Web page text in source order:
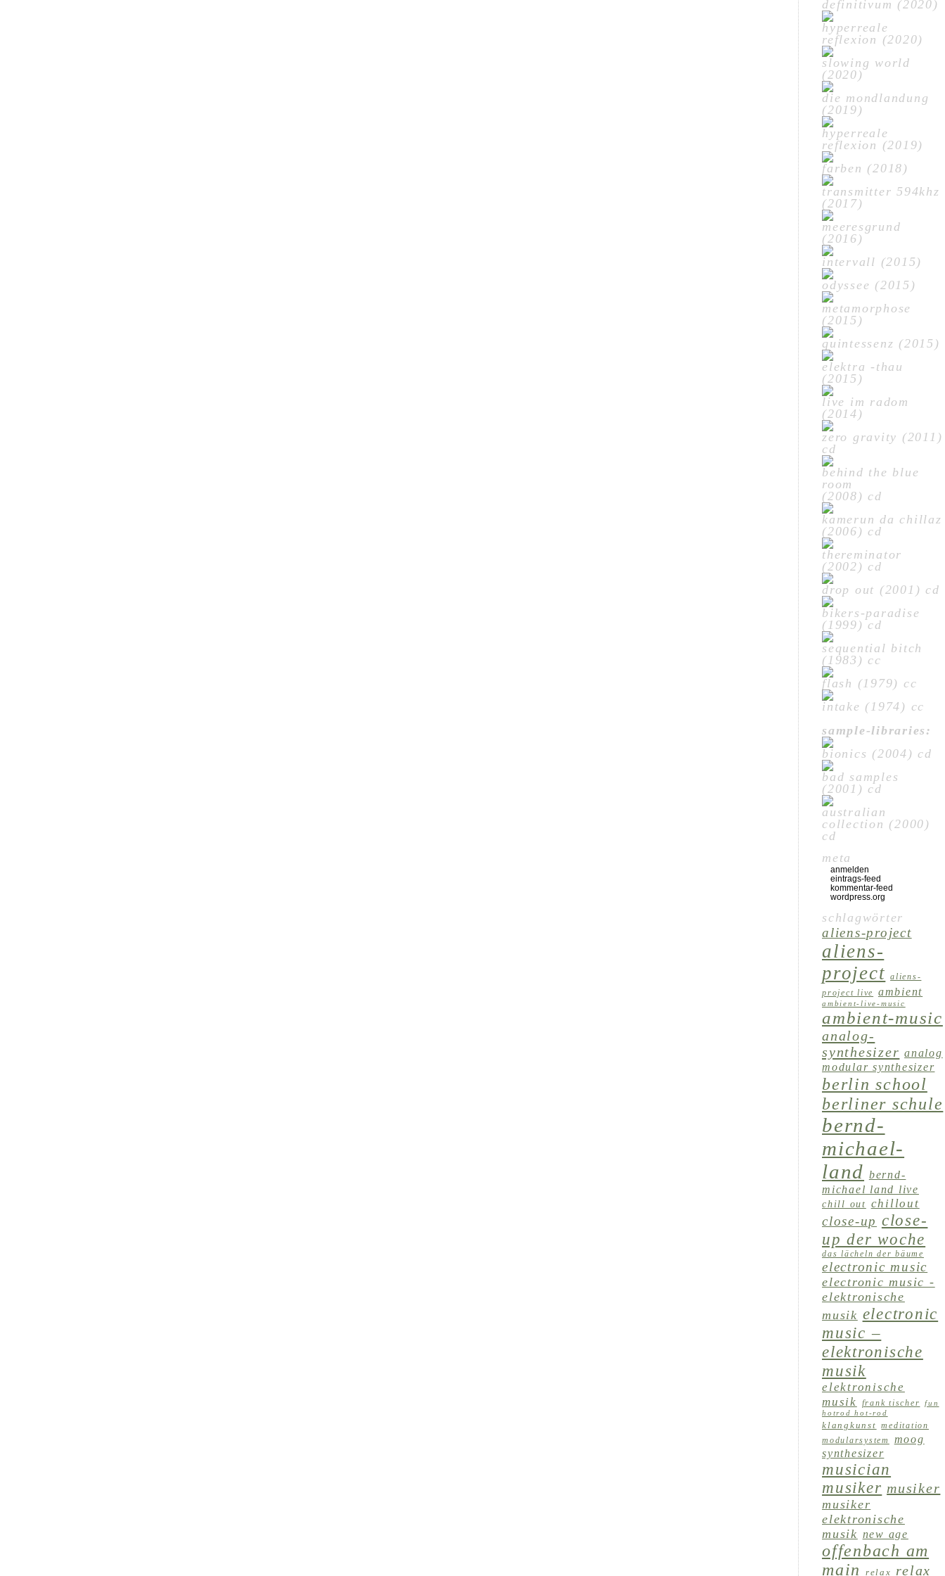
definitivum (2020)
hyperreale
reflexion (2020)
slowing world
(2020)
die mondlandung
(2019)
hyperreale
reflexion (2019)
farben (2018)
transmitter 594khz
(2017)
meeresgrund
(2016)
intervall (2015)
odyssee (2015)
metamorphose
(2015)
quintessenz (2015)
elektra -thau
(2015)
live im radom
(2014)
zero gravity (2011)
cd
behind the blue
room
(2008) cd
kamerun da chillaz
(2006) cd
thereminator
(2002) cd
drop out (2001) cd
bikers-paradise
(1999) cd
sequential bitch
(1983) cc
flash (1979) cc
intake (1974) cc
sample-libraries:
bionics (2004) cd
bad samples
(2001) cd
australian
collection (2000)
cd
meta
anmelden
eintrags-feed
kommentar-feed
wordpress.org
schlagwörter
aliens-project
aliens-
project
aliens-
project live
ambient
ambient-live-music
ambient-music
analog-
synthesizer analog
modular synthesizer
berlin school
berliner schule
bernd-
michael-
land bernd-
michael land live
chill out chillout
close-up close-
up der woche
das lächeln der bäume
electronic music
electronic music -
elektronische
musik electronic
music –
elektronische
musik
elektronische
musik
frank tischer fun
hotrod hot-rod
klangkunst meditation
modularsystem
moog
synthesizer
musician
musiker musiker
musiker
elektronische
musik new age
offenbach am
main
relax relax